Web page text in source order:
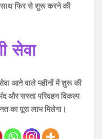
साथ फिर से शुरू करने की
सेवा
आने वाले महीनों में शुरू की
और सस्ता परिवहन विकल्प
का पूरा लाभ मिलेगा।